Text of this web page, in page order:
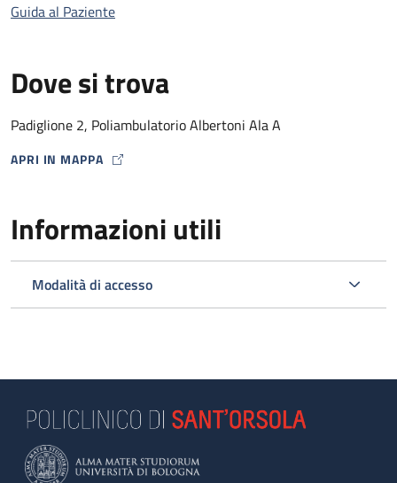
Guida al Paziente
Dove si trova
Padiglione 2, Poliambulatorio Albertoni Ala A
APRI IN MAPPA
MAP ICON
Informazioni utili
Modalità di accesso